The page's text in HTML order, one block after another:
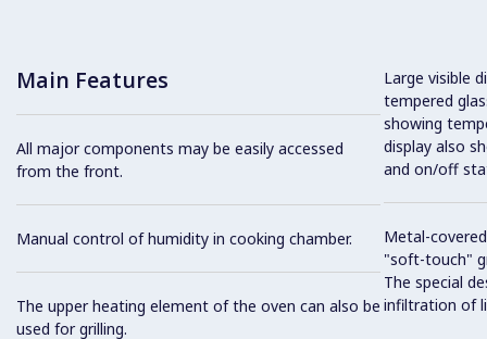
Main Features
All major components may be easily accessed
from the front.
Manual control of humidity in cooking chamber.
The upper heating element of the oven can also be
used for grilling.
Large visible
tempered
showing
display also
and on/off
Metal-
"soft-touch"
The special
infiltration of